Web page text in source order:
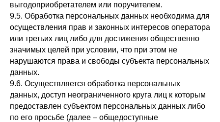
выгодоприобретателем или поручителем.
9.5. Обработка персональных данных необходима для
осуществления прав и законных интересов оператора
или третьих лиц либо для достижения общественно
значимых целей при условии, что при этом не
нарушаются права и свободы субъекта персональных
данных.
9.6. Осуществляется обработка персональных
данных, доступ неограниченного круга лиц к которым
предоставлен субъектом персональных данных либо
по его просьбе (далее – общедоступные